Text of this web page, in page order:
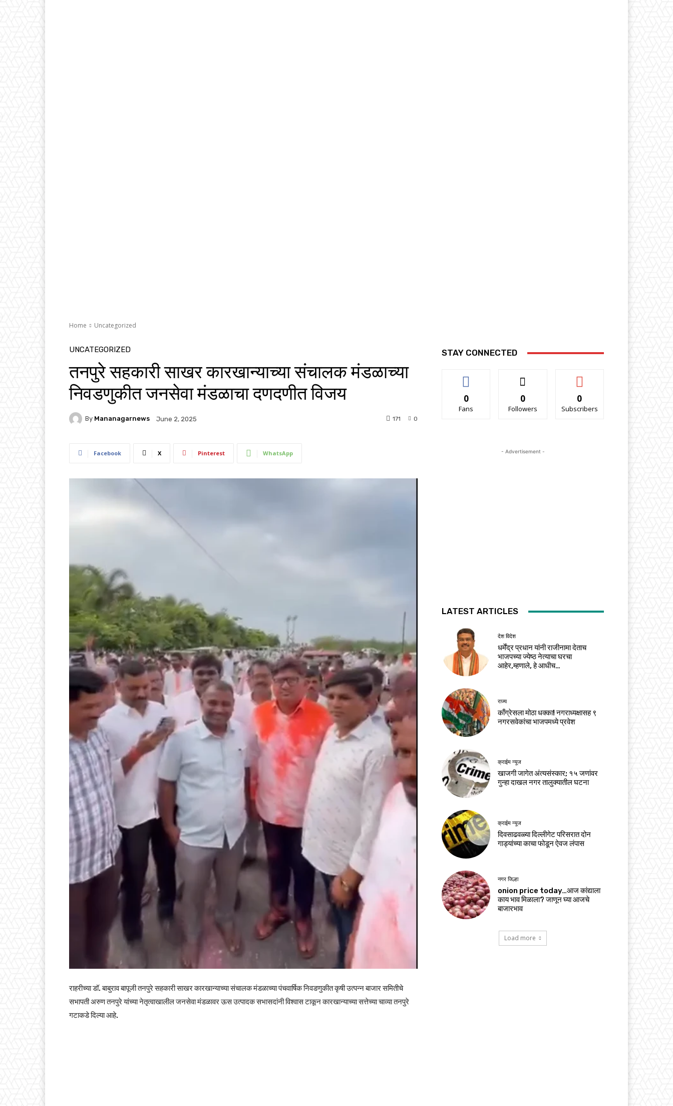
Home Uncategorized
UNCATEGORIZED
तनपुरे सहकारी साखर कारखान्याच्या संचालक मंडळाच्या
निवडणुकीत जनसेवा मंडळाचा दणदणीत विजय
By Mananagarnews June 2, 2025 0
171
Facebook X Pinterest WhatsApp
राहरीच्या डॉ. बाबुराव बापूजी तनपुरे सहकारी साखर कारखान्याच्या संचालक मंडळाच्या पंचवार्षिक निवडणुकीत कृषी उत्पन्न बाजार समितीचे
सभापती अरुण तनपुरे यांच्या नेतृत्वाखालील जनसेवा मंडळावर ऊस उत्पादक सभासदांनी विश्वास टाकून कारखान्याच्या सत्तेच्या चाव्या तनपुरे
गटाकडे दिल्या आहे.
STAY CONNECTED
0
Fans
0
Followers
0
Subscribers
- Advertisement -
LATEST ARTICLES
देश विदेश
धर्मेंद्र प्रधान यांनी राजीनामा देताच
भाजपच्या ज्येष्ठ नेत्याचा घरचा
आहेर,म्हणाले, हे आधीच…
राज्य
काँग्रेसला मोठा धक्का! नगराध्यक्षासह ९
नगरसवेकांचा भाजपमध्ये प्रवेश
क्राईम न्यूज
खाजगी जागेत अंत्यसंस्कार; १५ जणांवर
गुन्हा दाखल नगर तालुक्यातील घटना
क्राईम न्यूज
दिवसाढवळ्या दिल्लीगेट परिसरात दोन
गाड्यांच्या काचा फोडून ऐवज लंपास
नगर जिल्हा
onion price today…आज कांद्याला
काय भाव मिळाला? जाणून घ्या आजचे
बाजारभाव
Load more